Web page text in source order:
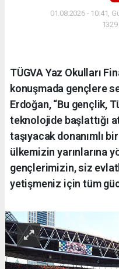
01.08.2026 - 10:41,
TÜGVA Yaz Okulları
konuşmada gençlere
Erdoğan, “Bu gençlik,
teknolojide başlattığı
taşıyacak donanımlı
ülkemizin yarınlarına
gençlerimizin, siz
yetişmeniz için tüm